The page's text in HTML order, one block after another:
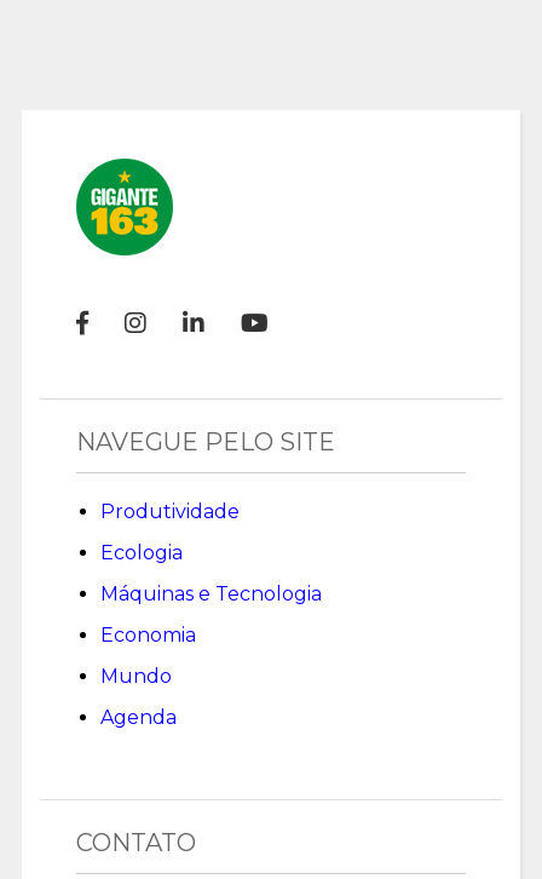
NAVEGUE PELO SITE
Produtividade
Ecologia
Máquinas e Tecnologia
Economia
Mundo
Agenda
CONTATO